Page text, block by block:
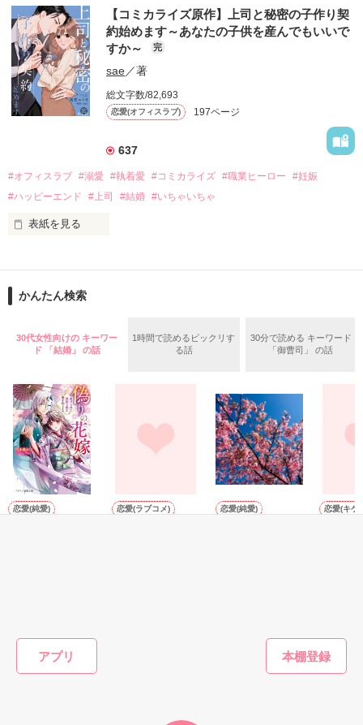
アプリ
井垣朱加里（いがきあかり）
井垣の娘として認めてくれず、使用人扱いされている。
白河壱都（しらかわいちと）
白河財閥三男
外見は王子様。けれど中身は腹黒。
朱加里を守るよう頼まれる。
作品を読む
真っ青な空にのびる
一筋の飛行機雲。
私の婚約者はモテすぎるエースパイロットだ。
「悔しいけど、愛してる」
2024.3.15　完結公開
【コミカライズ原作】上司と秘密の子作り契
約始めます～あなたの子供を産んでもいいで
すか～
完
sae／著
総文字数/82,693
恋愛(オフィスラブ) 197ページ
637
#オフィスラブ #溺愛 #執着愛 #コミカライズ #職業ヒーロー
#妊娠
#ハッピーエンド
#上司 #結婚 #いちゃいちゃ
表紙を見る
コミカライズ賞受賞作です。
タイトルは改題されてPetale様よりコミカライズ化されまし
電子配信にて配信中です。
••┈┈┈┈••
欲しいものがある。
それを望むことはたとえ私のエゴだとしても。
そう、エゴだった。
の？！
悩む私に告げてくる上司。
かんたん検索
30代女性向けの キーワー
ド 「結婚」 の話
1時間で読めるビックリす
る話
30分で読める キーワード
「御曹司」 の話
恋愛(純愛) 恋愛(ラブコメ) 恋愛(純愛) 恋愛(キケ
かんたん検索の条件を変える